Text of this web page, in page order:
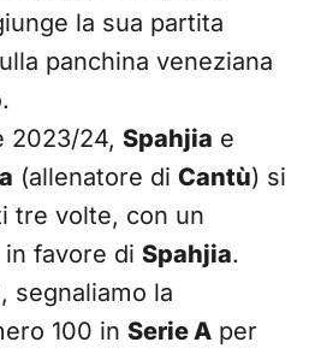
la sua partita
panchina veneziana
2023/24, Spahjia e
(allenatore di Cantù) si
tre volte, con un
in favore di Spahjia.
segnaliamo la
100 in Serie A per